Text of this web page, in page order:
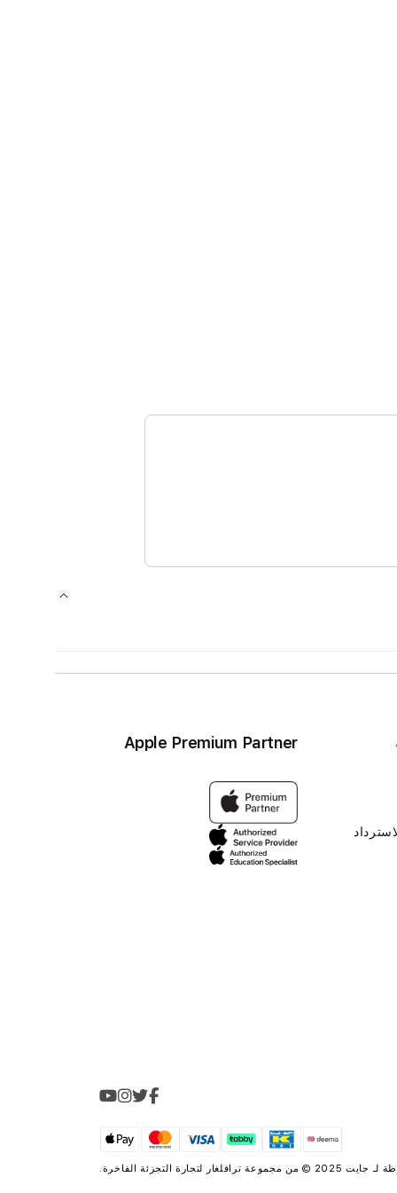
Apple Premium Partner
© من مجموعة ترافلغار لتجارة التجزئة الفاخرة.